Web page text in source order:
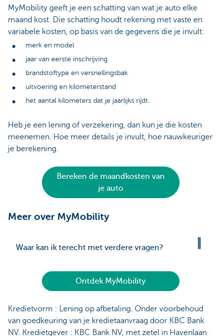
MyMobility geeft je een schatting van wat je auto elke
maand kost. Die schatting houdt rekening met vaste en
variabele kosten, op basis van de gegevens die je invult:
merk en model
jaar van eerste inschrijving
brandstoftype en versnellingsbak
uitvoering en kilometerstand
het aantal kilometers dat je jaarlijks rijdt.
Heb je een lening of verzekering, dan kun je die kosten
meenemen. Hoe meer details je invult, hoe nauwkeuriger
je berekening.
Bereken de maandkosten van
je auto
Meer over MyMobility
Waar kan ik terecht met verdere vragen?
Ontdek MyMobility
Kredietvorm : Lening op afbetaling. Onder voorbehoud
van goedkeuring van je kredietaanvraag door KBC Bank
NV. Kredietgever : KBC Bank NV, met zetel in Havenlaan